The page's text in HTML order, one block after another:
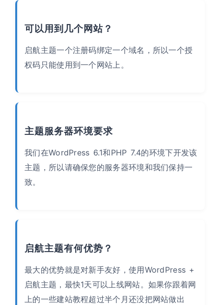
可以用到几个网站？
启航主题一个注册码绑定一个域名，所以一个授
权码只能使用到一个网站上。
主题服务器环境要求
我们在WordPress 6.1和PHP 7.4的环境下开发该
主题，所以请确保您的服务器环境和我们保持一
致。
启航主题有何优势？
最大的优势就是对新手友好，使用WordPress +
启航主题，最快1天可以上线网站。如果你跟着网
上的一些建站教程超过半个月还没把网站做出